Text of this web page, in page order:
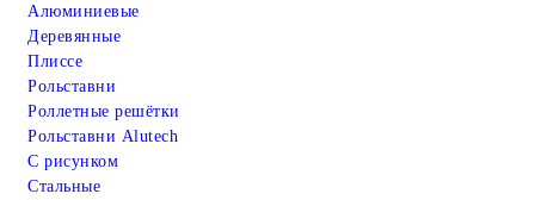
Алюминиевые
Деревянные
Плиссе
Рольставни
Роллетные решётки
Рольставни Alutech
С рисунком
Стальные